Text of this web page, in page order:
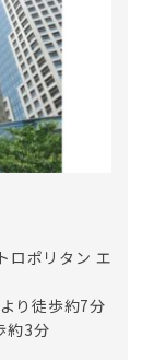
ロポリタン エ
り徒歩約7分
約3分